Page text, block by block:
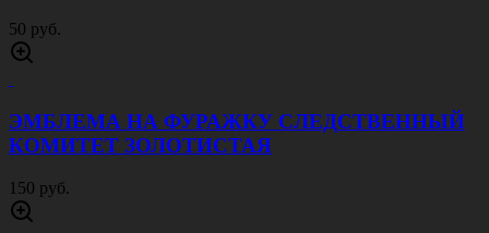
50 руб.
ЭМБЛЕМА НА ФУРАЖКУ СЛЕДСТВЕННЫЙ
КОМИТЕТ ЗОЛОТИСТАЯ
150 руб.